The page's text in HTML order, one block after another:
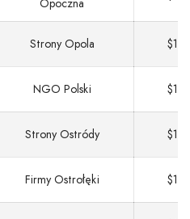
Opoczna
Strony Opola $13
NGO Polski $13
Strony Ostródy $13
Firmy Ostrołęki $13